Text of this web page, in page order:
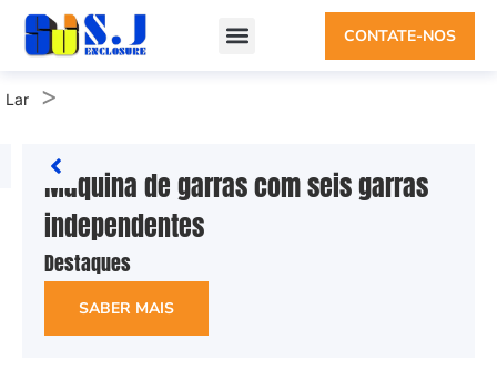
CONTATE-NOS
Lar >
Máquina de garras com seis garras
independentes
Destaques
SABER MAIS